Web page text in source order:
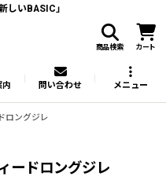
しいBASIC」
商品検索 カート
内 問い合わせ メニュー
ロングジレ
ードロングジレ